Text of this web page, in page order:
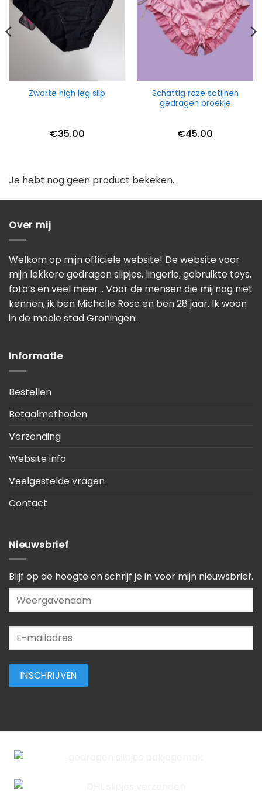
Zwarte high leg slip
€35.00
Schattig roze satijnen
gedragen broekje
€45.00
Je hebt nog geen product bekeken.
Over mij
Welkom op mijn officiële website! De website voor
mijn lekkere gedragen slipjes, lingerie, gebruikte toys,
foto’s en veel meer… Voor de mensen die mij nog niet
kennen, ik ben Michelle Rose en ben 28 jaar. Ik woon
in de mooie stad Groningen.
Informatie
Bestellen
Betaalmethoden
Verzending
Website info
Veelgestelde vragen
Contact
Nieuwsbrief
Blijf op de hoogte en schrijf je in voor mijn nieuwsbrief.